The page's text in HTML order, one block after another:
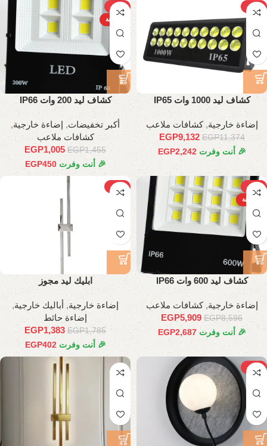
-20%
كشاف ليد 1000 وات IP65
إضاءة خارجية,كشافات ملاعب
EGP11,374
EGP9,132
🎉 أنت وفرت EGP2,242
-31%
الساخنة
كشاف ليد 200 وات IP66
أكبر تخفيضات, إضاءة خارجية,
كشافات ملاعب
EGP1,455
EGP1,005
🎉 أنت وفرت EGP450
-31%
الساخنة
كشاف ليد 600 وات IP66
إضاءة خارجية,كشافات ملاعب
EGP8,596
EGP5,909
🎉 أنت وفرت EGP2,687
-23%
ابليك ليد مجوز
إضاءة خارجية, أباليك خارجية,
إضاءة حائط
EGP1,785
EGP1,383
🎉 أنت وفرت EGP402
-23%